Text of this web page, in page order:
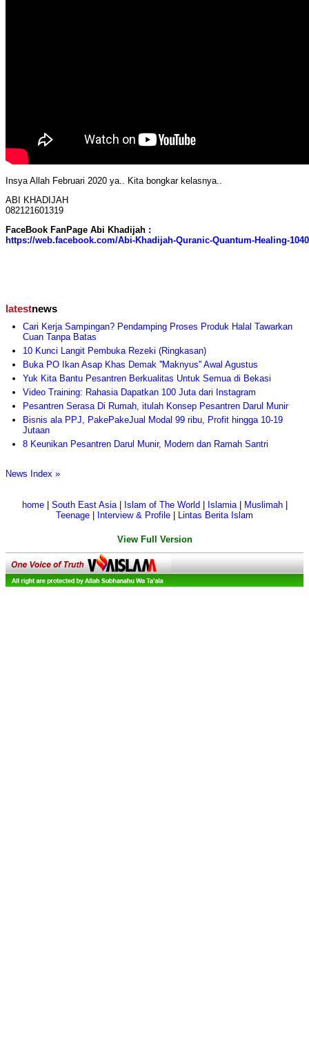
Insya Allah Februari 2020 ya.. Kita bongkar kelasnya..
ABI KHADIJAH
082121601319
FaceBook FanPage Abi Khadijah :
https://web.facebook.com/Abi-Khadijah-Quranic-Quantum-Healing-
latestnews
Cari Kerja Sampingan? Pendamping Proses Produk Halal Tawarkan
Cuan Tanpa Batas
10 Kunci Langit Pembuka Rezeki (Ringkasan)
Buka PO Ikan Asap Khas Demak ''Maknyus'' Awal Agustus
Yuk Kita Bantu Pesantren Berkualitas Untuk Semua di Bekasi
Video Training: Rahasia Dapatkan 100 Juta dari Instagram
Pesantren Serasa Di Rumah, itulah Konsep Pesantren Darul Munir
Bisnis ala PPJ, PakePakeJual Modal 99 ribu, Profit hingga 10-19
Jutaan
8 Keunikan Pesantren Darul Munir, Modern dan Ramah Santri
News Index »
home| South East Asia| Islam of The World Islamia| Muslimah|
Teenage
Interview & Profile Lintas Berita Islam
View Full Version